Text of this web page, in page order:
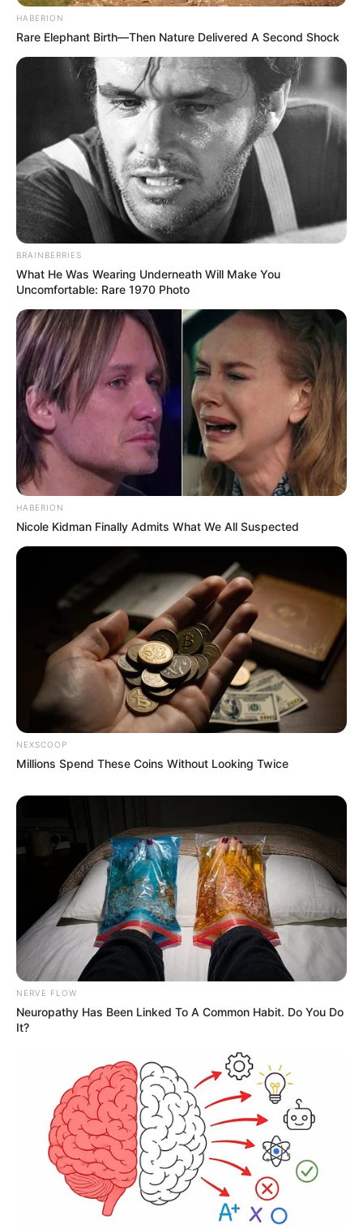
HABERION
Rare Elephant Birth—Then Nature Delivered A Second Shock
BRAINBERRIES
What He Was Wearing Underneath Will Make You
Uncomfortable: Rare 1970 Photo
HABERION
Nicole Kidman Finally Admits What We All Suspected
NEXSCOOP
Millions Spend These Coins Without Looking Twice
NERVE FLOW
Neuropathy Has Been Linked To A Common Habit. Do You Do
It?